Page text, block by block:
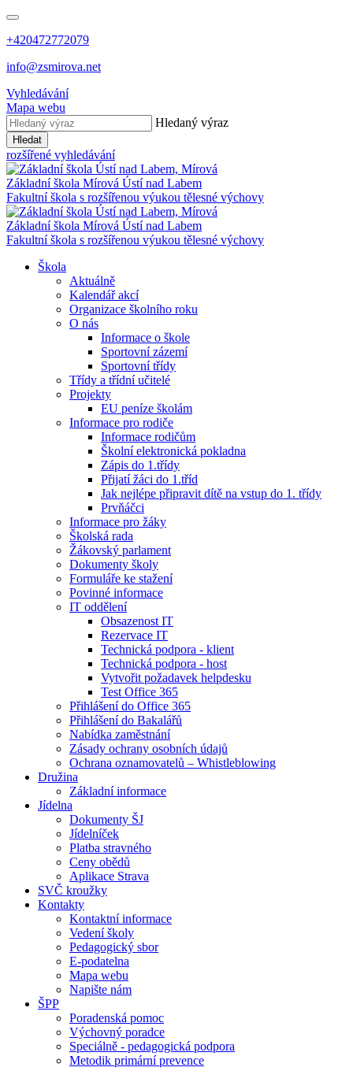
+420472772079
info@zsmirova.net
Vyhledávání
Mapa webu
Hledaný výraz
Hledat
rozšířené vyhledávání
Základní škola Mírová Ústí nad Labem
Fakultní škola s rozšířenou výukou tělesné výchovy
Základní škola Mírová Ústí nad Labem
Fakultní škola s rozšířenou výukou tělesné výchovy
Škola
Aktuálně
Kalendář akcí
Organizace školního roku
O nás
Informace o škole
Sportovní zázemí
Sportovní třídy
Třídy a třídní učitelé
Projekty
EU peníze školám
Informace pro rodiče
Informace rodičům
Školní elektronická pokladna
Zápis do 1.třídy
Přijatí žáci do 1.tříd
Jak nejlépe připravit dítě na vstup do 1. třídy
Prvňáčci
Informace pro žáky
Školská rada
Žákovský parlament
Dokumenty školy
Formuláře ke stažení
Povinné informace
IT oddělení
Obsazenost IT
Rezervace IT
Technická podpora - klient
Technická podpora - host
Vytvořit požadavek helpdesku
Test Office 365
Přihlášení do Office 365
Přihlášení do Bakalářů
Nabídka zaměstnání
Zásady ochrany osobních údajů
Ochrana oznamovatelů – Whistleblowing
Družina
Základní informace
Jídelna
Dokumenty ŠJ
Jídelníček
Platba stravného
Ceny obědů
Aplikace Strava
SVČ kroužky
Kontakty
Kontaktní informace
Vedení školy
Pedagogický sbor
E-podatelna
Mapa webu
Napište nám
ŠPP
Poradenská pomoc
Výchovný poradce
Speciálně - pedagogická podpora
Metodik primární prevence